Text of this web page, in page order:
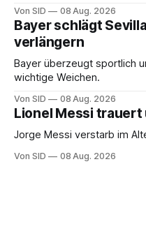
Von SID 08 Aug. 2026
Bayer schlägt
verlängern
Bayer überzeugt sportlich
wichtige Weichen.
Von SID 08 Aug. 2026
Lionel Messi trauert
Jorge Messi verstarb im
Von SID 08 Aug. 2026